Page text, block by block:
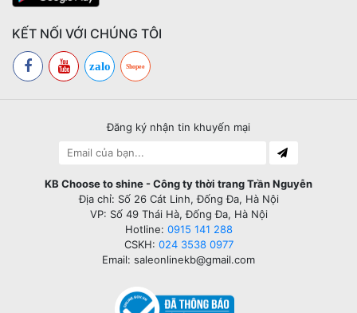
KẾT NỐI VỚI CHÚNG TÔI
zalo Shopee
Đăng ký nhận tin khuyến mại
KB Choose to shine - Công ty thời trang Trần Nguyễn
Địa chỉ: Số 26 Cát Linh, Đống Đa, Hà Nội
VP: Số 49 Thái Hà, Đống Đa, Hà Nội
Hotline: 0915 141 288
CSKH: 024 3538 0977
Email: saleonlinekb@gmail.com